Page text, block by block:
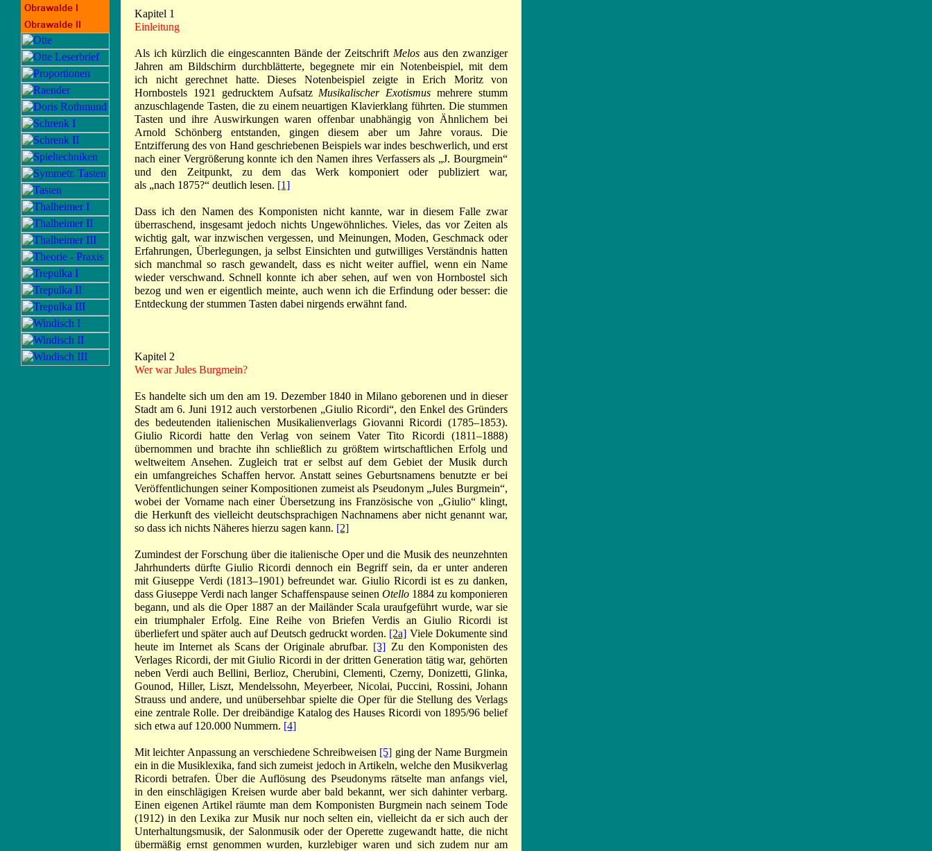
Kapitel 1
Einleitung
Als ich kürzlich die eingescannten Bände der Zeitschrift Melos aus den zwanziger
Jahren am Bildschirm durchblätterte, begegnete mir ein Notenbeispiel, mit dem
ich nicht gerechnet hatte. Dieses Notenbeispiel zeigte in Erich Moritz von
Hornbostels 1921 gedrucktem Aufsatz Musikalischer Exotismus mehrere stumm
anzuschlagende Tasten, die zu einem neuartigen Klavierklang führten. Die stummen
Tasten und ihre Auswirkungen waren offenbar unabhängig von Ähnlichem bei
Arnold Schönberg entstanden, gingen diesem aber um Jahre voraus. Die
Entzifferung des von Hand geschriebenen Beispiels war indes beschwerlich, und erst
nach einer Vergrößerung konnte ich den Namen ihres Verfassers als „J. Bourgmein“
und den Zeitpunkt, zu dem das Werk komponiert oder publiziert war,
als „nach 1875?“ deutlich lesen. [1]
Dass ich den Namen des Komponisten nicht kannte, war in diesem Falle zwar
überraschend, insgesamt jedoch nichts Ungewöhnliches. Vieles, das vor Zeiten als
wichtig galt, war inzwischen vergessen, und Meinungen, Moden, Geschmack oder
Erfahrungen, Überlegungen, ja selbst Einsichten und gutwilliges Verständnis hatten
sich manchmal so rasch gewandelt, dass es nicht weiter auffiel, wenn ein Name
wieder verschwand. Schnell konnte ich aber sehen, auf wen von Hornbostel sich
bezog und wen er eigentlich meinte, auch wenn ich die Erfindung oder besser: die
Entdeckung der stummen Tasten dabei nirgends erwähnt fand.
Kapitel 2
Wer war Jules Burgmein?
Es handelte sich um den am 19. Dezember 1840 in Milano geborenen und in dieser
Stadt am 6. Juni 1912 auch verstorbenen „Giulio Ricordi“, den Enkel des Gründers
des bedeutenden italienischen Musikalienverlags Giovanni Ricordi (1785–1853).
Giulio Ricordi hatte den Verlag von seinem Vater Tito Ricordi (1811–1888)
übernommen und brachte ihn schließlich zu größtem wirtschaftlichen Erfolg und
weltweitem Ansehen. Zugleich trat er selbst auf dem Gebiet der Musik durch
ein umfangreiches Schaffen hervor. Anstatt seines Geburtsnamens benutzte er bei
Veröffentlichungen seiner Kompositionen zumeist als Pseudonym „Jules Burgmein“,
wobei der Vorname nach einer Übersetzung ins Französische von „Giulio“ klingt,
die Herkunft des vielleicht deutschsprachigen Nachnamens aber nicht genannt war,
so dass ich nichts Näheres hierzu sagen kann. [2]
Zumindest der Forschung über die italienische Oper und die Musik des neunzehnten
Jahrhunderts dürfte Giulio Ricordi dennoch ein Begriff sein, da er unter anderen
mit Giuseppe Verdi (1813–1901) befreundet war. Giulio Ricordi ist es zu danken,
dass Giuseppe Verdi nach langer Schaffenspause seinen Otello1884 zu komponieren
begann, und als die Oper 1887 an der Mailänder Scala uraufgeführt wurde, war sie
ein triumphaler Erfolg. Eine Reihe von Briefen Verdis an Giulio Ricordi ist
überliefert und später auch auf Deutsch gedruckt worden. [2a] Viele Dokumente sind
heute im Internet als Scans der Originale abrufbar. [3] Zu den Komponisten des
Verlages Ricordi, der mit Giulio Ricordi in der dritten Generation tätig war, gehörten
neben Verdi auch Bellini, Berlioz, Cherubini, Clementi, Czerny, Donizetti, Glinka,
Gounod, Hiller, Liszt, Mendelssohn, Meyerbeer, Nicolai, Puccini, Rossini, Johann
Strauss und andere, und unübersehbar spielte die Oper für die Stellung des Verlags
eine zentrale Rolle. Der dreibändige Katalog des Hauses Ricordi von 1895/96 belief
sich etwa auf 120.000 Nummern. [4]
Mit leichter Anpassung an verschiedene Schreibweisen [5] ging der Name Burgmein
ein in die Musiklexika, fand sich zumeist jedoch in Artikeln, welche den Musikverlag
Ricordi betrafen. Über die Auflösung des Pseudonyms rätselte man anfangs viel,
in den einschlägigen Kreisen wurde aber bald bekannt, wer sich dahinter verbarg.
Einen eigenen Artikel räumte man dem Komponisten Burgmein nach seinem Tode
(1912) in den Lexika zur Musik nur noch selten ein, vielleicht da er sich auch der
Unterhaltungsmusik, der Salonmusik oder der Operette zugewandt hatte, die nicht
übermäßig ernst genommen wurden, kurzlebiger waren und sich zudem nur am